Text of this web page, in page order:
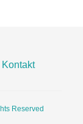
Kontakt
Reserved